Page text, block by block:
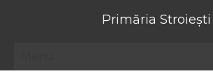
Primăria Stroiești